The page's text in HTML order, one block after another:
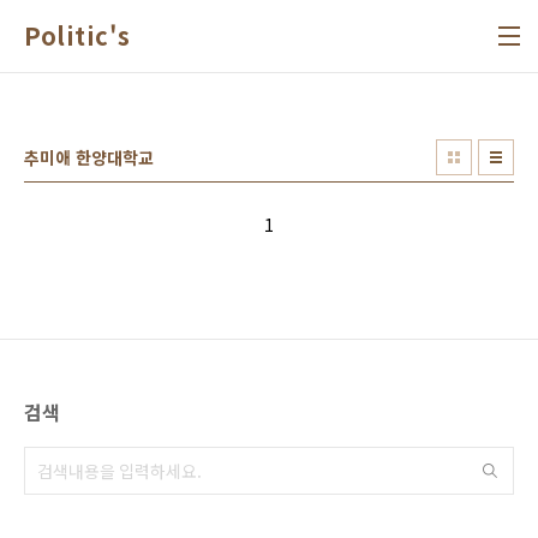
Politic's
추미애 한양대학교
1
검색